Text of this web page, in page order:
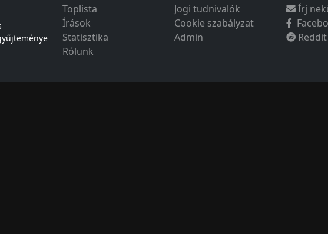
Toplista
Írások
Statisztika
Rólunk
Jogi tudnivalók
Cookie szabályzat
Admin
Írj
Reddit